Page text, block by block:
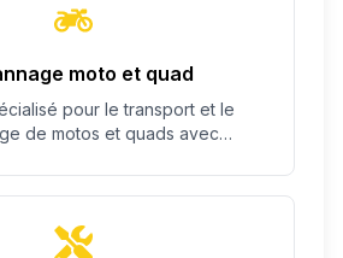
moto et quad
pour le transport et le
de motos et quads avec